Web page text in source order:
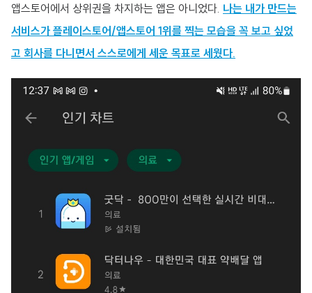
앱스토어에서 상위권을 차지하는 앱은 아니었다. 나는 내가 만드는
서비스가 플레이스토어/앱스토어 1위를 찍는 모습을 꼭 보고 싶었
고 회사를 다니면서 스스로에게 세운 목표로 세웠다.